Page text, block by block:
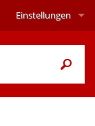
Einstellungen